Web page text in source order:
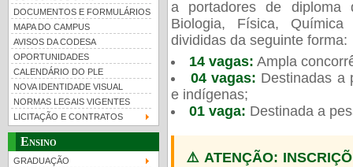
DOCUMENTOS E FORMULÁRIOS
MAPA DO CAMPUS
AVISOS DA CODESA
OPORTUNIDADES
CALENDÁRIO DO PLE
NOVA IDENTIDADE VISUAL
NORMAS LEGAIS VIGENTES
LICITAÇÃO E CONTRATOS
Ensino
GRADUAÇÃO
a portadores de diploma
Biologia, Física,
divididas da seguinte forma:
14 vagas: Ampla
04 vagas: Destinadas a
e indígenas;
01 vaga: Destinada a
⚠️ ATENÇÃO:
Guia de boas práticas
UFRJ 100 anos